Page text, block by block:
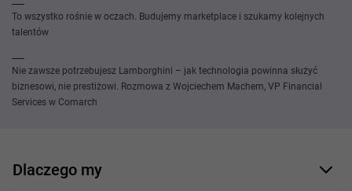
To wszystko rośnie w oczach. Budujemy marketplace i szukamy kolejnych
talentów
Nie zawsze potrzebujesz Lamborghini – jak technologia powinna służyć
biznesowi, nie prestiżowi. Rozmowa z Wojciechem Machem, VP Financial
Services w Comarch
Dlaczego my